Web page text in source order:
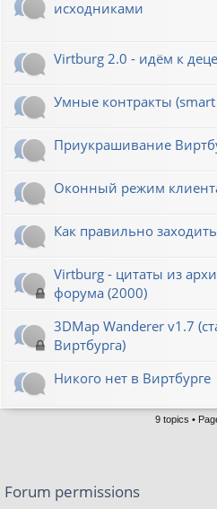
исходниками
Virtburg 2.0 - идём к
Умные контракты (smart
Приукрашивание
Оконный режим
Как правильно
Virtburg - цитаты из
форума (2000)
3DMap Wanderer v1.7
Виртбурга)
Никого нет в Виртбурге
9 topics •
Forum permissions